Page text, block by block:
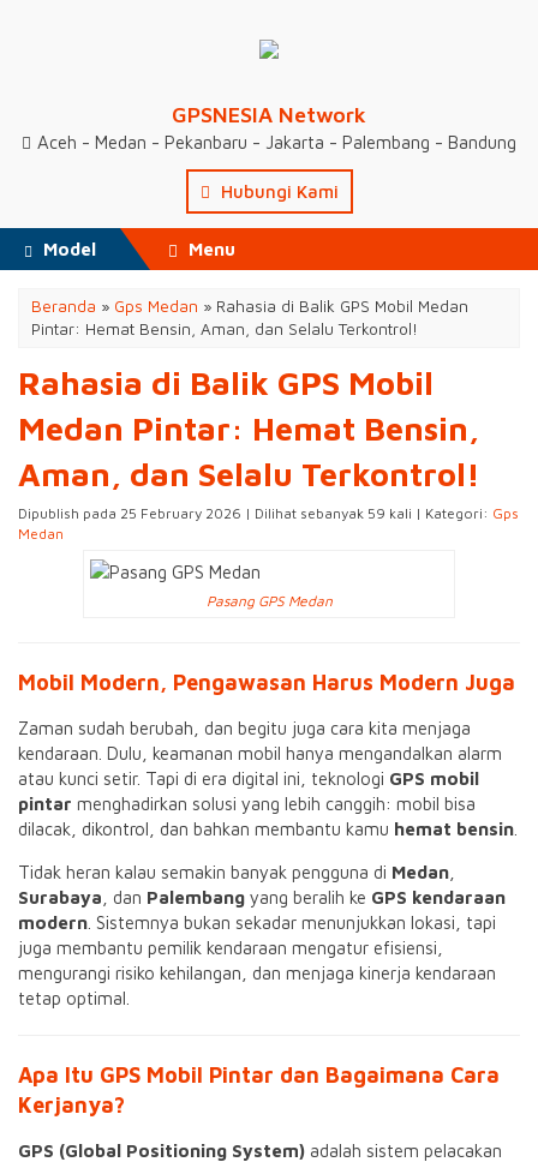
GPSNESIA Network
Aceh - Medan - Pekanbaru - Jakarta - Palembang - Bandung
Hubungi Kami
Model Menu
Beranda » Gps Medan » Rahasia di Balik GPS Mobil Medan
Pintar: Hemat Bensin, Aman, dan Selalu Terkontrol!
Rahasia di Balik GPS Mobil
Medan Pintar: Hemat Bensin,
Aman, dan Selalu Terkontrol!
Dipublish pada 25 February 2026 | Dilihat sebanyak 59 kali | Kategori: Gps
Medan
Pasang GPS Medan
Mobil Modern, Pengawasan Harus Modern Juga
Zaman sudah berubah, dan begitu juga cara kita menjaga
kendaraan. Dulu, keamanan mobil hanya mengandalkan alarm
atau kunci setir. Tapi di era digital ini, teknologi GPS mobil
pintar menghadirkan solusi yang lebih canggih: mobil bisa
dilacak, dikontrol, dan bahkan membantu kamu hemat bensin
Tidak heran kalau semakin banyak pengguna di Medan
Surabaya , dan Palembang yang beralih ke GPS kendaraan
modern . Sistemnya bukan sekadar menunjukkan lokasi, tapi
juga membantu pemilik kendaraan mengatur efisiensi,
mengurangi risiko kehilangan, dan menjaga kinerja kendaraan
tetap optimal.
Apa Itu GPS Mobil Pintar dan Bagaimana Cara
Kerjanya?
GPS (Global Positioning System) adalah sistem pelacakan